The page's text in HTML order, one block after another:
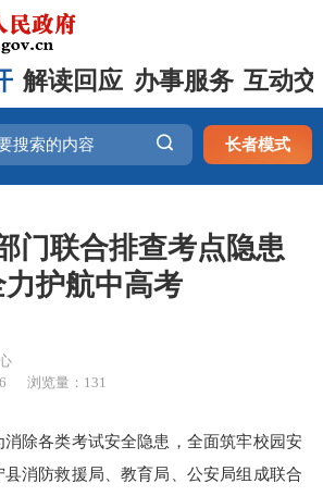
解读回应 办事服务 互动
长者模式
门联合排查考点隐患
力护航中高考
浏览量：131
各类考试安全隐患，全面筑牢校园安
消防救援局、教育局、公安局组成联合